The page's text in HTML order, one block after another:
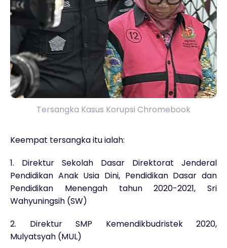
Tersangka Kasus Korupsi Chromebook
Keempat tersangka itu ialah:
1. Direktur Sekolah Dasar Direktorat Jenderal
Pendidikan Anak Usia Dini, Pendidikan Dasar dan
Pendidikan Menengah tahun 2020-2021, Sri
Wahyuningsih (SW)
2. Direktur SMP Kemendikbudristek 2020,
Mulyatsyah (MUL)